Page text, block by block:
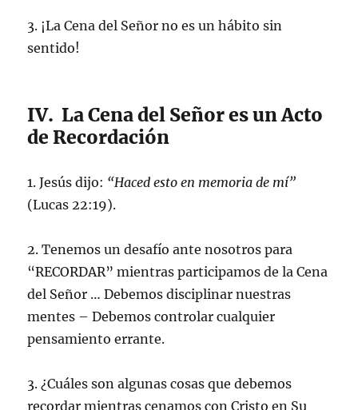
3. ¡La Cena del Señor no es un hábito sin
sentido!
IV. La Cena del Señor es un Acto
de Recordación
1. Jesús dijo: “Haced esto en memoria de mí”
(Lucas 22:19).
2. Tenemos un desafío ante nosotros para
“RECORDAR” mientras participamos de la Cena
del Señor … Debemos disciplinar nuestras
mentes – Debemos controlar cualquier
pensamiento errante.
3. ¿Cuáles son algunas cosas que debemos
recordar mientras cenamos con Cristo en Su